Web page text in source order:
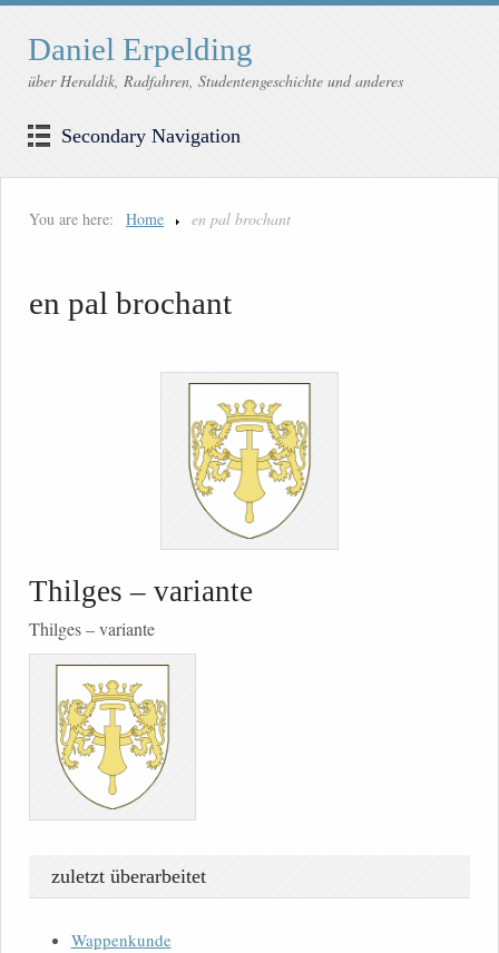
Daniel Erpelding
über Heraldik, Radfahren, Studentengeschichte und anderes
Secondary Navigation
You are here: Home en pal brochant
en pal brochant
Thilges – variante
Thilges – variante
zuletzt überarbeitet
Wappenkunde